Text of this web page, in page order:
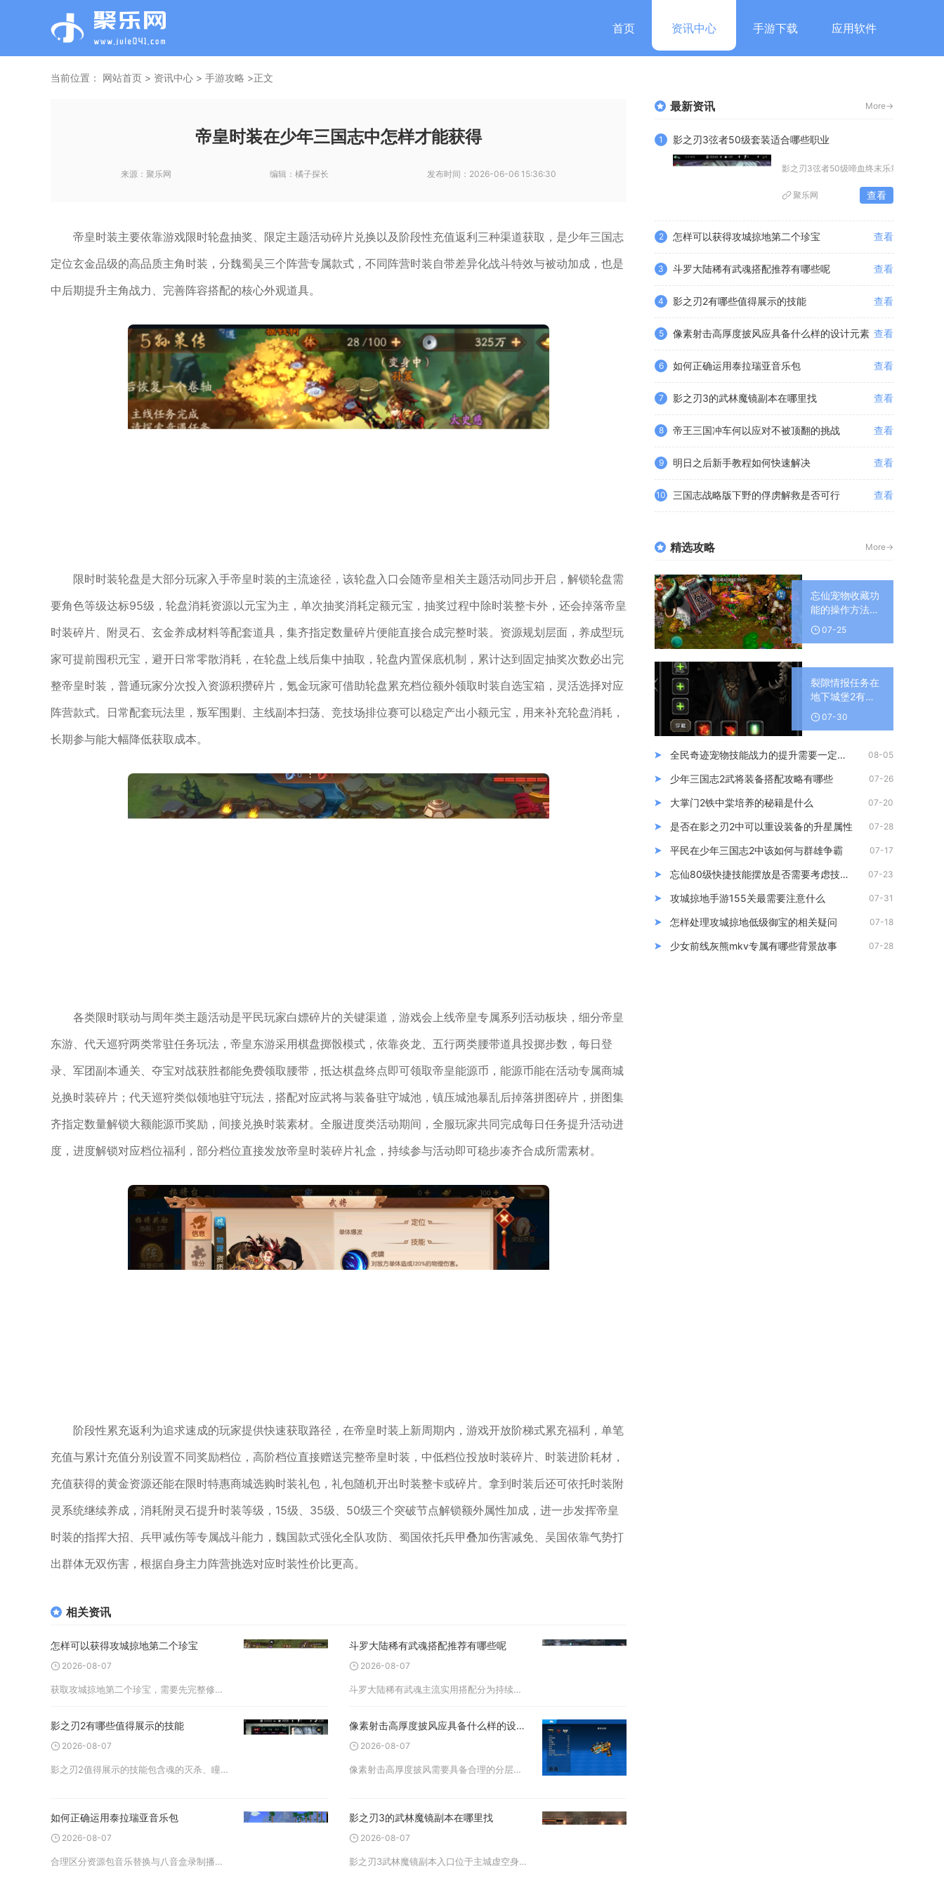
首页 资讯中心 手游下载 应用软件
当前位置： 网站首页 > 资讯中心 > 手游攻略 >正文
帝皇时装在少年三国志中怎样才能获得
来源： 聚乐网 编辑： 橘子探长 发布时间： 2026-06-06 15:36:30
帝皇时装主要依靠游戏限时轮盘抽奖、限定主题活动碎片兑换以及阶段性充值返利三种渠道获取，是少年三国志
定位玄金品级的高品质主角时装，分魏蜀吴三个阵营专属款式，不同阵营时装自带差异化战斗特效与被动加成，也是
中后期提升主角战力、完善阵容搭配的核心外观道具。
限时时装轮盘是大部分玩家入手帝皇时装的主流途径，该轮盘入口会随帝皇相关主题活动同步开启，解锁轮盘需
要角色等级达标95级，轮盘消耗资源以元宝为主，单次抽奖消耗定额元宝，抽奖过程中除时装整卡外，还会掉落帝皇
时装碎片、附灵石、玄金养成材料等配套道具，集齐指定数量碎片便能直接合成完整时装。资源规划层面，养成型玩
家可提前囤积元宝，避开日常零散消耗，在轮盘上线后集中抽取，轮盘内置保底机制，累计达到固定抽奖次数必出完
整帝皇时装，普通玩家分次投入资源积攒碎片，氪金玩家可借助轮盘累充档位额外领取时装自选宝箱，灵活选择对应
阵营款式。日常配套玩法里，叛军围剿、主线副本扫荡、竞技场排位赛可以稳定产出小额元宝，用来补充轮盘消耗，
长期参与能大幅降低获取成本。
各类限时联动与周年类主题活动是平民玩家白嫖碎片的关键渠道，游戏会上线帝皇专属系列活动板块，细分帝皇
东游、代天巡狩两类常驻任务玩法，帝皇东游采用棋盘掷骰模式，依靠炎龙、五行两类腰带道具投掷步数，每日登
录、军团副本通关、夺宝对战获胜都能免费领取腰带，抵达棋盘终点即可领取帝皇能源币，能源币能在活动专属商城
兑换时装碎片；代天巡狩类似领地驻守玩法，搭配对应武将与装备驻守城池，镇压城池暴乱后掉落拼图碎片，拼图集
齐指定数量解锁大额能源币奖励，间接兑换时装素材。全服进度类活动期间，全服玩家共同完成每日任务提升活动进
度，进度解锁对应档位福利，部分档位直接发放帝皇时装碎片礼盒，持续参与活动即可稳步凑齐合成所需素材。
阶段性累充返利为追求速成的玩家提供快速获取路径，在帝皇时装上新周期内，游戏开放阶梯式累充福利，单笔
充值与累计充值分别设置不同奖励档位，高阶档位直接赠送完整帝皇时装，中低档位投放时装碎片、时装进阶耗材，
充值获得的黄金资源还能在限时特惠商城选购时装礼包，礼包随机开出时装整卡或碎片。拿到时装后还可依托时装附
灵系统继续养成，消耗附灵石提升时装等级，15级、35级、50级三个突破节点解锁额外属性加成，进一步发挥帝皇
时装的指挥大招、兵甲减伤等专属战斗能力，魏国款式强化全队攻防、蜀国依托兵甲叠加伤害减免、吴国依靠气势打
出群体无双伤害，根据自身主力阵营挑选对应时装性价比更高。
相关资讯
怎样可以获得攻城掠地第二个珍宝
2026-08-07
获取攻城掠地第二个珍宝，需要先完整修复第一件珍宝，再持续参与丝绸之路积攒二珍宝全套部件碎片，同步积累丝绸、西域锦囊等配套资源，满足修复条件后即可解锁激活。游戏内珍宝系统在等级抵达150级、解锁丝绸之路玩法后正式
斗罗大陆稀有武魂搭配推荐有哪些呢
2026-08-07
斗罗大陆稀有武魂主流实用搭配分为持续灼烧体系、追击爆发体系、功能续航控制体系三类，包含邪火凤凰搭配蓝银皇、幽冥灵猫搭配昊天锤、九心海棠搭配骨龙三套高适配组合，同时还有四眼猫鹰、六翼天使衍生搭配可供选择，适配副本
影之刃2有哪些值得展示的技能
2026-08-07
影之刃2值得展示的技能包含魂的灭杀、瞳媚的光之罚、钩者的夺命狂杀、上官斩魔之乱、银月狂风暴雨，兼具出众视觉特效、流畅连招手感，同时适配副本刷图、巅峰死斗竞技两大场景，不管是录制战斗素材展示操作，还是实战打出高光
像素射击高厚度披风应具备什么样的设计元素
2026-08-07
像素射击高厚度披风需要具备合理的分层像素结构、收敛式外轮廓、低干扰纹理分区、适配对战的色彩梯度，同时兼顾动态形变逻辑与角色本体边界避让，在保证厚重视觉观感的前提下，规避外观体积带来的实战劣势。高厚度披风区别于轻
如何正确运用泰拉瑞亚音乐包
2026-08-07
合理区分资源包音乐替换与八音盒录制播放两套体系、规范文件部署路径、搭配场景灵活切换播放方式，就是泰拉瑞亚音乐包的核心运用思路，兼顾自定义原声替换与游戏内实时音乐控制，同时规避常见加载失效、音乐冲突等问题。想要完
影之刃3的武林魔镜副本在哪里找
2026-08-07
影之刃3武林魔镜副本入口位于主城虚空身旁的降魔铃铛交互点，完成指定主线任务解锁后，点击铃铛即可进入副本界面。很多新手玩家容易将武林魔镜和地图主线副本混淆，反复在大地图寻找关卡入口，实际上该副本不属于野外地图关卡
最新资讯 More->
1 影之刃3弦者50级套装适合哪些职业
影之刃3弦者50级啼血终末乐章套装首选
聚乐网 查看
2 怎样可以获得攻城掠地第二个珍宝 查看
3 斗罗大陆稀有武魂搭配推荐有哪些呢 查看
4 影之刃2有哪些值得展示的技能 查看
5 像素射击高厚度披风应具备什么样的设计元素 查看
6 如何正确运用泰拉瑞亚音乐包 查看
7 影之刃3的武林魔镜副本在哪里找 查看
8 帝王三国冲车何以应对不被顶翻的挑战 查看
9 明日之后新手教程如何快速解决 查看
10 三国志战略版下野的俘虏解救是否可行 查看
精选攻略 More->
忘仙宠物收藏功
能的操作方法是
什么
07-25
裂隙情报任务在
地下城堡2有什
么特点
07-30
全民奇迹宠物技能战力的提升需要一定的技巧吗 08-05
少年三国志2武将装备搭配攻略有哪些 07-26
大掌门2铁中棠培养的秘籍是什么 07-20
是否在影之刃2中可以重设装备的升星属性 07-28
平民在少年三国志2中该如何与群雄争霸 07-17
忘仙80级快捷技能摆放是否需要考虑技能的冷却时间 07-23
攻城掠地手游155关最需要注意什么 07-31
怎样处理攻城掠地低级御宝的相关疑问 07-18
少女前线灰熊mkv专属有哪些背景故事 07-28